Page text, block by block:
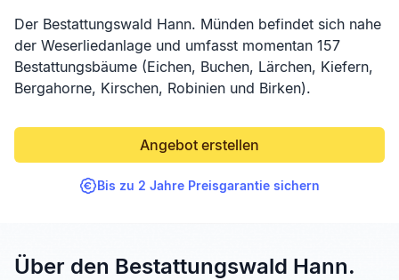
Der Bestattungswald Hann. Münden befindet sich nahe
der Weserliedanlage und umfasst momentan 157
Bestattungsbäume (Eichen, Buchen, Lärchen, Kiefern,
Bergahorne, Kirschen, Robinien und Birken).
Angebot erstellen
Bis zu 2 Jahre Preisgarantie sichern
Über den Bestattungswald Hann.